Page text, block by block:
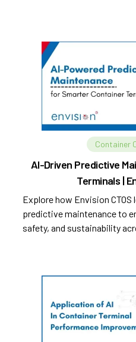
Container
AI-Driven Predictive
Terminals |
Explore how Envision CTOS
predictive maintenance to
safety, and sustainability